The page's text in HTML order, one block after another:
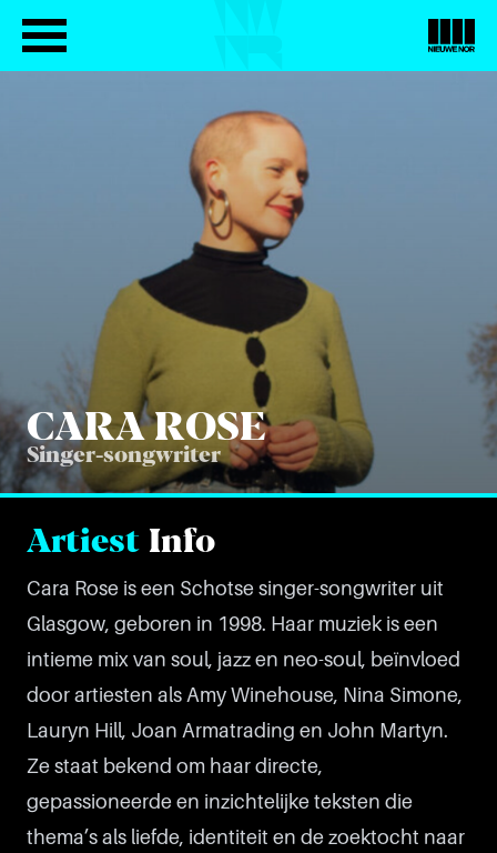
CARA ROSE
Singer-songwriter
Artiest Info
Cara Rose is een Schotse singer-songwriter uit
Glasgow, geboren in 1998. Haar muziek is een
intieme mix van soul, jazz en neo-soul, beïnvloed
door artiesten als Amy Winehouse, Nina Simone,
Lauryn Hill, Joan Armatrading en John Martyn.
Ze staat bekend om haar directe,
gepassioneerde en inzichtelijke teksten die
thema’s als liefde, identiteit en de zoektocht naar